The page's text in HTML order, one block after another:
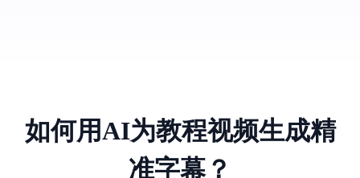
如何用AI为教程视频生成精
准字幕？